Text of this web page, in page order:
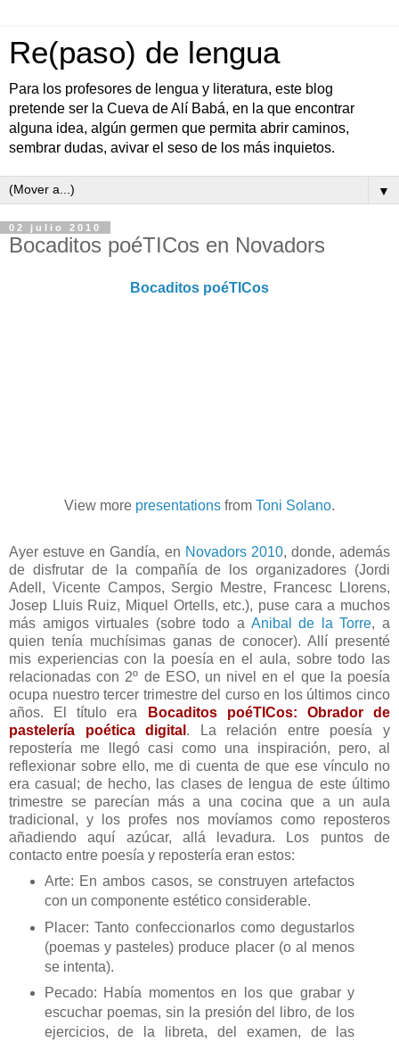
Re(paso) de lengua
Para los profesores de lengua y literatura, este blog
pretende ser la Cueva de Alí Babá, en la que encontrar
alguna idea, algún germen que permita abrir caminos,
sembrar dudas, avivar el seso de los más inquietos.
▼
02 julio 2010
Bocaditos poéTICos en Novadors
Bocaditos poéTICos
View more presentations from Toni Solano.
Ayer estuve en Gandía, en Novadors 2010, donde, además
de disfrutar de la compañía de los organizadores (Jordi
Adell, Vicente Campos, Sergio Mestre, Francesc Llorens,
Josep Lluis Ruiz, Miquel Ortells, etc.), puse cara a muchos
más amigos virtuales (sobre todo a Anibal de la Torre, a
quien tenía muchísimas ganas de conocer). Allí presenté
mis experiencias con la poesía en el aula, sobre todo las
relacionadas con 2º de ESO, un nivel en el que la poesía
ocupa nuestro tercer trimestre del curso en los últimos cinco
años. El título era
Bocaditos poéTICos: Obrador de
pastelería poética digital . La relación entre poesía y
repostería me llegó casi como una inspiración, pero, al
reflexionar sobre ello, me di cuenta de que ese vínculo no
era casual; de hecho, las clases de lengua de este último
trimestre se parecían más a una cocina que a un aula
tradicional, y los profes nos movíamos como reposteros
añadiendo aquí azúcar, allá levadura. Los puntos de
contacto entre poesía y repostería eran estos:
Arte: En ambos casos, se construyen artefactos
con un componente estético considerable.
Placer: Tanto confeccionarlos como degustarlos
(poemas y pasteles) produce placer (o al menos
se intenta).
Pecado: Había momentos en los que grabar y
escuchar poemas, sin la presión del libro, de los
ejercicios, de la libreta, del examen, de las